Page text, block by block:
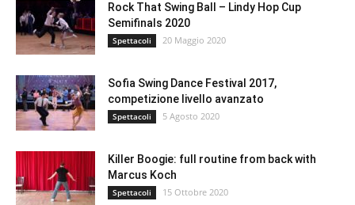
Rock That Swing Ball – Lindy Hop Cup
Semifinals 2020
Spettacoli 20 Maggio 2020
Sofia Swing Dance Festival 2017,
competizione livello avanzato
Spettacoli 5 Agosto 2020
Killer Boogie: full routine from back with
Marcus Koch
Spettacoli 15 Ottobre 2020